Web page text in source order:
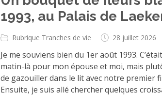
1993, au Palais de
Rubrique Tranches de vie 28 juillet 2026
Je me souviens bien du 1er août 1993.
matin-là pour mon épouse et moi, mais
de gazouiller dans le lit avec notre premier
Ensuite, je suis allé chercher quelques